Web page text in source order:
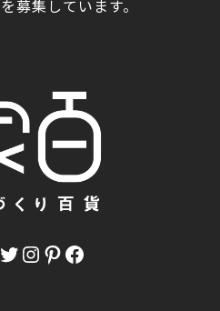
募集しています。
Twitter InstagramPinterest Facebook